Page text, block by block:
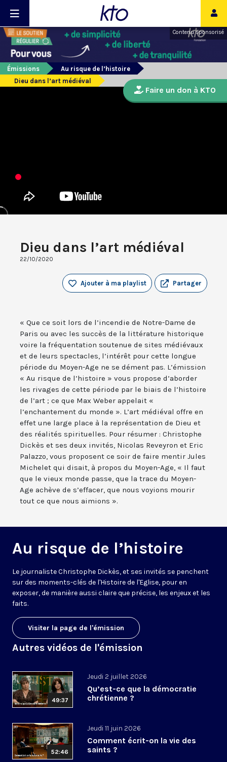
Contenu sponsorisé
Émissions
Au risque de l’histoire
Dieu dans l’art médiéval
Dieu dans l’art médiéval
22/10/2020
Partager
Ajouter à ma playlist
« Que ce soit lors de l’incendie de Notre-Dame de
Paris ou avec les succès de la littérature historique
voire la fréquentation soutenue de sites médiévaux
et de leurs spectacles, l’intérêt pour cette longue
période du Moyen-Age ne se dément pas. L’émission
« Au risque de l’histoire » vous propose d’aborder
les rivages de cette période par le biais de l’histoire
de l’art ; ce que Max Weber appelait «
l’enchantement du monde ». L’art médiéval offre en
effet une large place à la représentation de Dieu et
des réalités spirituelles. Pour résumer : Christophe
Dickès et ses deux invités, Nicolas Reveyron et Eric
Palazzo, vous proposent ce soir de faire mentir Jules
Michelet qui disait, à propos du Moyen-Age, « Il faut
que le vieux monde passe, que la trace du Moyen-
Age achève de s’effacer, que nous voyions mourir
tout ce que nous aimions ».
Au risque de l’histoire
Le journaliste Christophe Dickès, et ses invités se penchent
sur des moments-clés de l'Histoire de l'Eglise, pour en
exposer, de manière aussi claire que précise, les enjeux et les
faits.
Visiter la page de l'émission
Autres vidéos de l'émission
49:37
Jeudi 2 juillet 2026
Qu’est-ce que la démocratie
chrétienne ?
52:46
Jeudi 11 juin 2026
Comment écrit-on la vie des
saints ?
Faire un don à KTO